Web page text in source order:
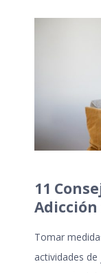
11
Adicción
Tomar
actividades